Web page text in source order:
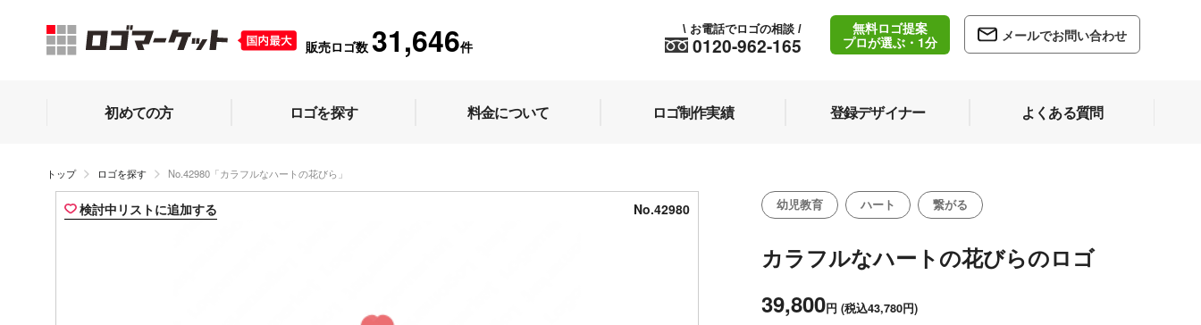
販売ロゴ数 31,646件 0120-962-165
\ お電話でロゴの相談 /
無料ロゴ提案
プロが選ぶ・1分
メールでお問い合わせ
初めての方 ロゴを探す 料金について ロゴ制作実績 登録デザイナー よくある質問
トップ ロゴを探す No.42980「カラフルなハートの花びら」
検討中リストに追加する No.42980 幼児教育 ハート 繋がる
カラフルなハートの花びらのロゴ
39,800円 (税込43,780円)